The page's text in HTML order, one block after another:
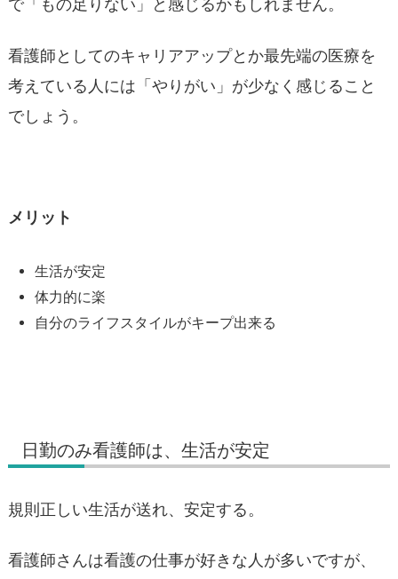
で「もの足りない」と感じるかもしれません。
看護師としてのキャリアアップとか最先端の医療を
考えている人には「やりがい」が少なく感じること
でしょう。
メリット
生活が安定
体力的に楽
自分のライフスタイルがキープ出来る
日勤のみ看護師は、生活が安定
規則正しい生活が送れ、安定する。
看護師さんは看護の仕事が好きな人が多いですが、